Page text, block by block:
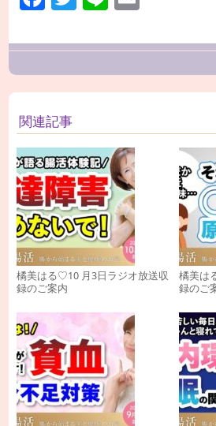
関連記事
橘美はる♡10 月3日ラジオ放送収
録のご案内
橘美は
録のご